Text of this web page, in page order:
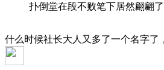
扑倒堂在段不败笔下居然翩翩了
什么时候社长大人又多了一个名字了